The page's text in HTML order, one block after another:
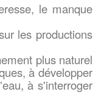
le manque
les productions
plus naturel
à développer
à s'interroger